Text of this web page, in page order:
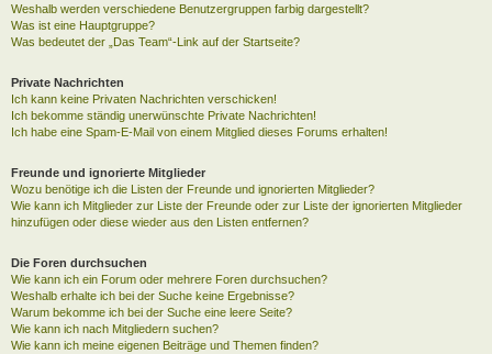
Weshalb werden verschiedene Benutzergruppen farbig dargestellt?
Was ist eine Hauptgruppe?
Was bedeutet der „Das Team“-Link auf der Startseite?
Private Nachrichten
Ich kann keine Privaten Nachrichten verschicken!
Ich bekomme ständig unerwünschte Private Nachrichten!
Ich habe eine Spam-E-Mail von einem Mitglied dieses Forums erhalten!
Freunde und ignorierte Mitglieder
Wozu benötige ich die Listen der Freunde und ignorierten Mitglieder?
Wie kann ich Mitglieder zur Liste der Freunde oder zur Liste der ignorierten Mitglieder
hinzufügen oder diese wieder aus den Listen entfernen?
Die Foren durchsuchen
Wie kann ich ein Forum oder mehrere Foren durchsuchen?
Weshalb erhalte ich bei der Suche keine Ergebnisse?
Warum bekomme ich bei der Suche eine leere Seite?
Wie kann ich nach Mitgliedern suchen?
Wie kann ich meine eigenen Beiträge und Themen finden?